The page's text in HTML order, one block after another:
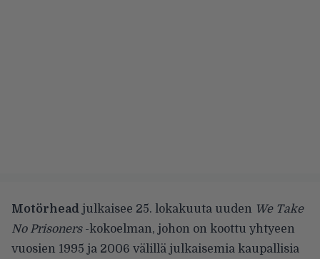
Motörhead julkaisee 25. lokakuuta uuden We Take
No Prisoners-kokoelman, johon on koottu yhtyeen
vuosien 1995 ja 2006 välillä julkaisemia kaupallisia